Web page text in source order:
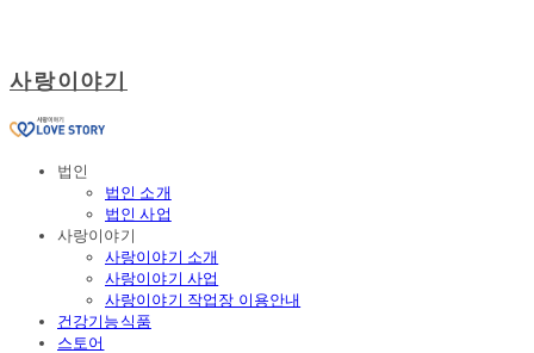
사랑이야기
법인
법인 소개
법인 사업
사랑이야기
사랑이야기 소개
사랑이야기 사업
사랑이야기 작업장 이용안내
건강기능식품
스토어